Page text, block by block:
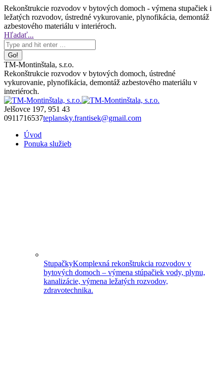
Skip
to
content
Rekonštrukcie rozvodov v bytových domoch - výmena stupačiek i
ležatých rozvodov, ústredné vykurovanie, plynofikácia, demontáž
azbestového materiálu v interiéroch.
Facebook
page
opens
in
new
window
Search:
Hľadať...
TM-Montinštala, s.r.o.
Rekonštrukcie rozvodov v bytových domoch, ústredné
vykurovanie, plynofikácia, demontáž azbestového materiálu v
interiéroch.
Jelšovce 197, 951 43
0911716537teplansky.frantisek@gmail.com
Úvod
Ponuka služieb
StupačkyKomplexná rekonštrukcia rozvodov v
bytových domoch – výmena stúpačiek vody, plynu,
kanalizácie, výmena ležatých rozvodov,
zdravotechnika.